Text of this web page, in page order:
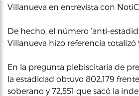
Villanueva en entrevista con
De hecho, el número ‘anti-
Villanueva hizo referencia totalizó
En la pregunta plebiscitaria de
la estadidad obtuvo 802,179
soberano y 72,551 que sacó la